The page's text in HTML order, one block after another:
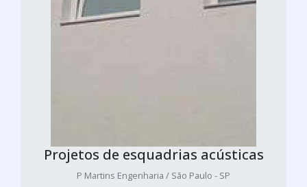
Projetos de esquadrias acústicas
P Martins Engenharia / São Paulo - SP